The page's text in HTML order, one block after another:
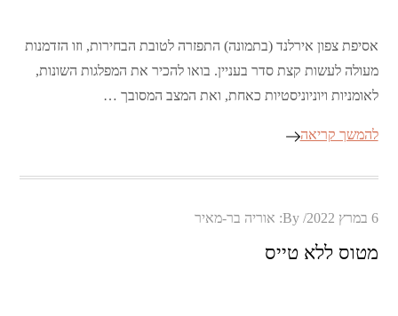
אסיפת צפון אירלנד (בתמונה) התפזרה לטובת הבחירות, וזו הזדמנות
מעולה לעשות קצת סדר בעניין. בואו להכיר את המפלגות השונות,
לאומניות ויוניוניסטיות כאחת, ואת המצב המסובך …
להמשך קריאה
Posted
6 במרץ 2022 By: אוריה בר-מאיר
מטוס ללא טייס